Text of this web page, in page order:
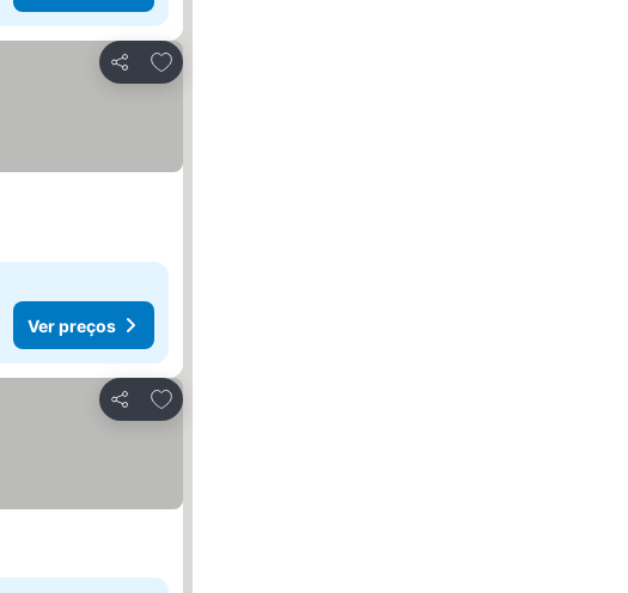
Partilhar
Adicionar aos favoritos
Ver preços
Partilhar
Adicionar aos favoritos